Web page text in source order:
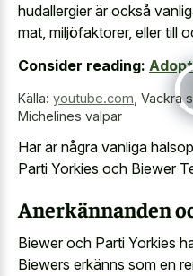
hudallergier är också
mat, miljöfaktorer, eller till
Consider reading:
Källa: youtube.com Vackra
Michelines valpar
Här är några vanliga
Parti Yorkies och Biewer
Anerkännanden
Biewer och Parti Yorkies
Biewers erkänns som en